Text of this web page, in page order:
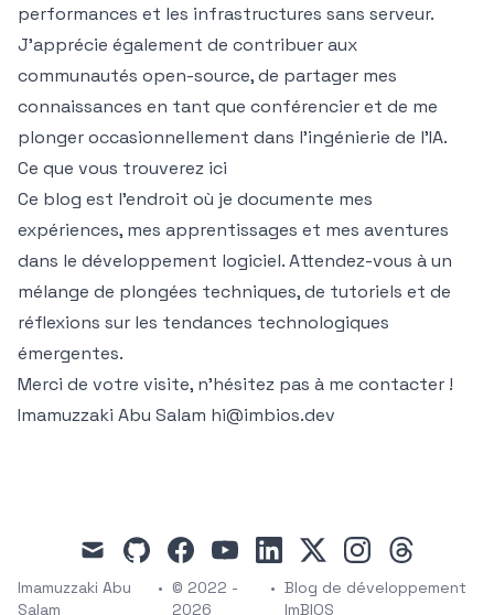
performances et les infrastructures sans serveur.
J'apprécie également de contribuer aux
communautés open-source, de partager mes
connaissances en tant que conférencier et de me
plonger occasionnellement dans l'ingénierie de l'IA.
Ce que vous trouverez ici
Ce blog est l'endroit où je documente mes
expériences, mes apprentissages et mes aventures
dans le développement logiciel. Attendez-vous à un
mélange de plongées techniques, de tutoriels et de
réflexions sur les tendances technologiques
émergentes.
Merci de votre visite, n'hésitez pas à me contacter !
Imamuzzaki Abu Salam hi@imbios.dev
mail githubfacebookyoutubelinkedin
x instagramthreads
Imamuzzaki Abu
Salam
• © 2022 -
2026
• Blog de développement
ImBIOS